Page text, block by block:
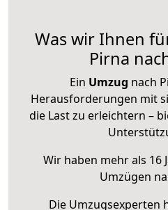
Was wir Ihnen
Pirna
Ein Umzug nach
Herausforderungen mit
die Last zu erleichtern –
Wir haben mehr als 16
Umzügen
Die Umzugsexperten